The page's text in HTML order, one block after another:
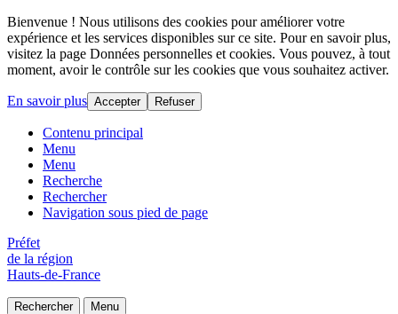
Bienvenue ! Nous utilisons des cookies pour améliorer votre
expérience et les services disponibles sur ce site. Pour en savoir plus,
visitez la page Données personnelles et cookies. Vous pouvez, à tout
moment, avoir le contrôle sur les cookies que vous souhaitez activer.
En savoir plus Accepter Refuser
Contenu principal
Menu
Menu
Recherche
Rechercher
Navigation sous pied de page
Préfet
de la région
Hauts-de-France
Rechercher Menu